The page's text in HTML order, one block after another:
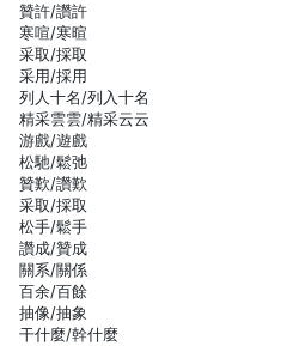
贊許/讚許
寒喧/寒暄
采取/採取
采用/採用
列人十名/列入十名
精采雲雲/精采云云
游戲/遊戲
松馳/鬆弛
贊歎/讚歎
采取/採取
松手/鬆手
讚成/贊成
關系/關係
百余/百餘
抽像/抽象
干什麼/幹什麼